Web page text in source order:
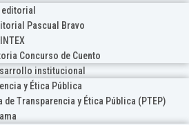
Pascual Bravo
Concurso de Cuento
institucional
y Ética Pública
de Transparencia y Ética Pública (PTEP)